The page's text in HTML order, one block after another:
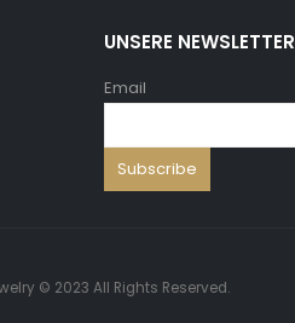
UNSERE NEWSLETTER
Email
© 2023 All Rights Reserved.